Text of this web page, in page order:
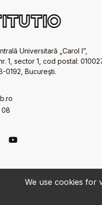
We use cookies for
Universitară „Carol I”,
1, sector 1, cod postal:
0192, Bucureşti.
08